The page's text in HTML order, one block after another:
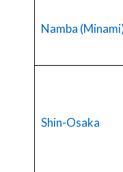
Namba
Shin-Osaka